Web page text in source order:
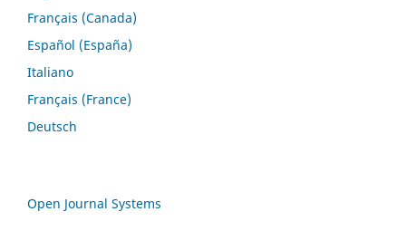
Français (Canada)
Español (España)
Italiano
Français (France)
Deutsch
Open Journal Systems